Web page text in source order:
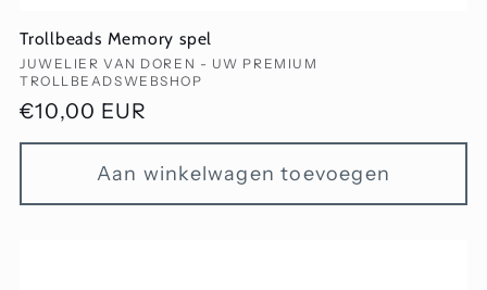
Trollbeads Memory spel
Verkoper:
JUWELIER VAN DOREN - UW PREMIUM
TROLLBEADSWEBSHOP
Normale
prijs
€10,00 EUR
Aan winkelwagen toevoegen